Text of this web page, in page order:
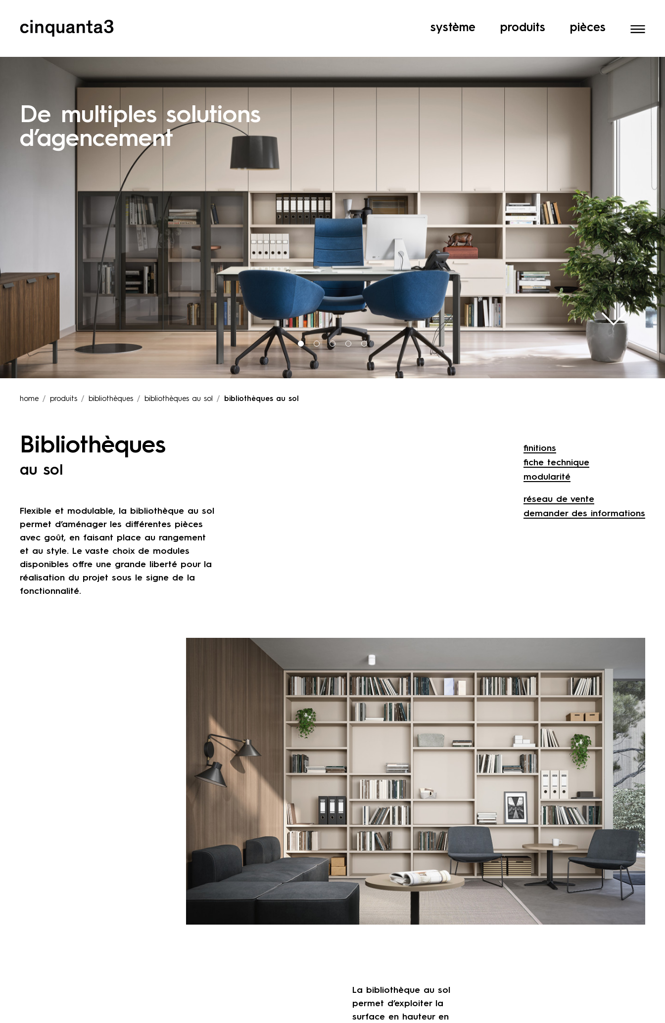
système produits pièces
De multiples solutions
d’agencement
voir
tous
home produits bibliothèques bibliothèques au sol bibliothèques au sol
Bibliothèques
au sol
Flexible et modulable, la bibliothèque au sol
permet d’aménager les différentes pièces
avec goût, en faisant place au rangement
et au style. Le vaste choix de modules
disponibles offre une grande liberté pour la
réalisation du projet sous le signe de la
fonctionnalité.
finitions
fiche technique
modularité
réseau de vente
demander des informations
La bibliothèque au sol
permet d’exploiter la
surface en hauteur en